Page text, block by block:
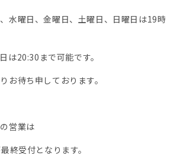
水曜日、金曜日、土曜日、日曜日は19時
は20:30まで可能です。
お待ち申しております。
営業は
終受付となります。